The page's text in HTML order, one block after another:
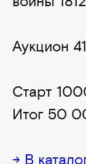
Аукцион
Старт
Итог 50
→ В